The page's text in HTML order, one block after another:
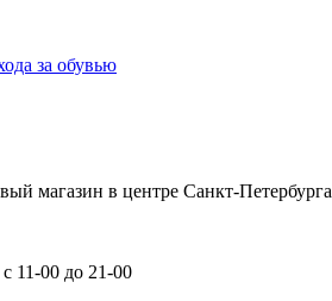
за обувью
магазин в центре Санкт-Петербурга
11-00 до 21-00